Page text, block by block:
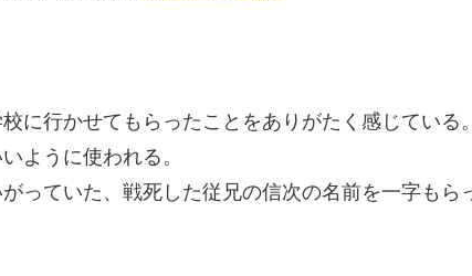
に行かせてもらったことをありがたく感じている。
ように使われる。
っていた、戦死した従兄の信次の名前を一字もら